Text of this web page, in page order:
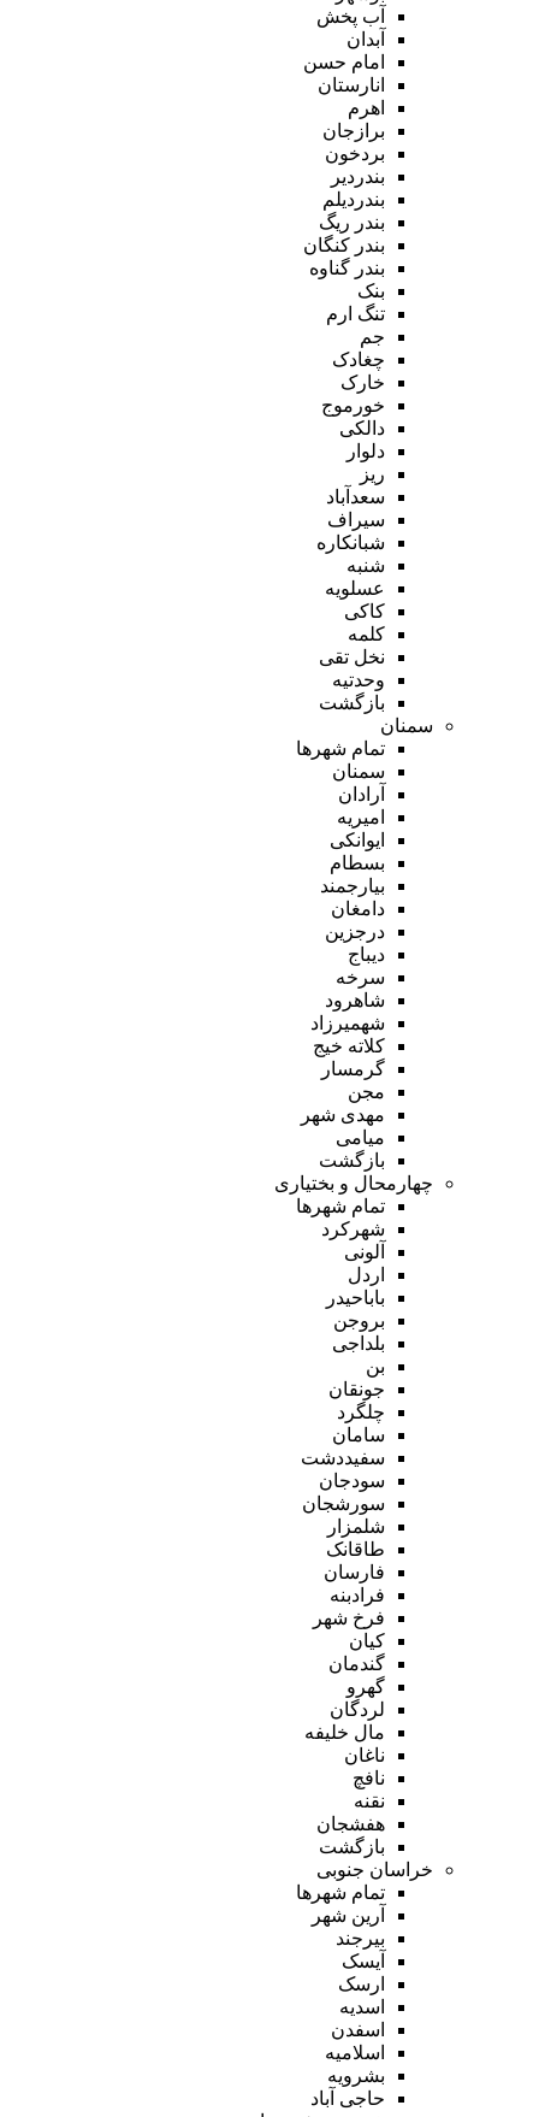
آب پخش
آبدان
امام حسن
انارستان
اهرم
برازجان
بردخون
بندردیر
بندردیلم
بندر ریگ
بندر کنگان
بندر گناوه
بنک
تنگ ارم
جم
چغادک
خارک
خورموج
دالکی
دلوار
ریز
سعدآباد
سیراف
شبانکاره
شنبه
عسلویه
کاکی
کلمه
نخل تقی
وحدتیه
بازگشت
سمنان
تمام شهر‌ها
سمنان
آرادان
امیریه
ایوانکی
بسطام
بیارجمند
دامغان
درجزین
دیباج
سرخه
شاهرود
شهمیرزاد
کلاته خیج
گرمسار
مجن
مهدی شهر
میامی
بازگشت
چهارمحال و بختیاری
تمام شهر‌ها
شهرکرد
آلونی
اردل
باباحیدر
بروجن
بلداجی
بن
جونقان
چلگرد
سامان
سفیددشت
سودجان
سورشجان
شلمزار
طاقانک
فارسان
فرادبنه
فرخ شهر
کیان
گندمان
گهرو
لردگان
مال خلیفه
ناغان
نافچ
نقنه
هفشجان
بازگشت
خراسان جنوبی
تمام شهر‌ها
آرین شهر
بیرجند
آیسک
ارسک
اسدیه
اسفدن
اسلامیه
بشرویه
حاجی آباد